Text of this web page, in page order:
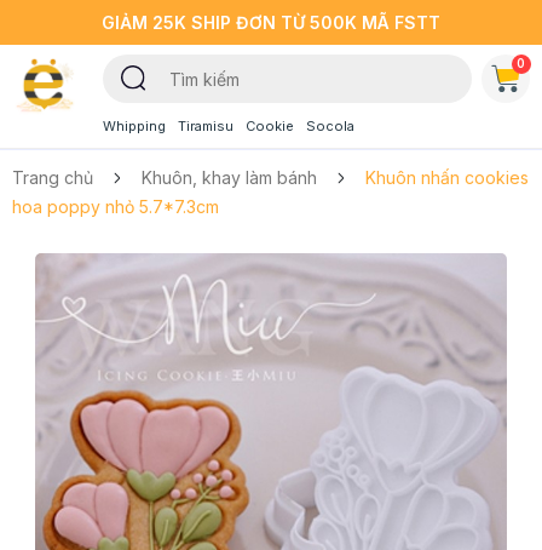
GIẢM 25K SHIP ĐƠN TỪ 500K MÃ FSTT
Whipping Tiramisu Cookie Socola
0
Trang chủ Khuôn, khay làm bánh
Khuôn nhấn cookies
hoa poppy nhỏ 5.7*7.3cm